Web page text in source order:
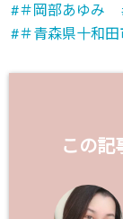
＃岡部あゆみ
＃青森県十和田
この記